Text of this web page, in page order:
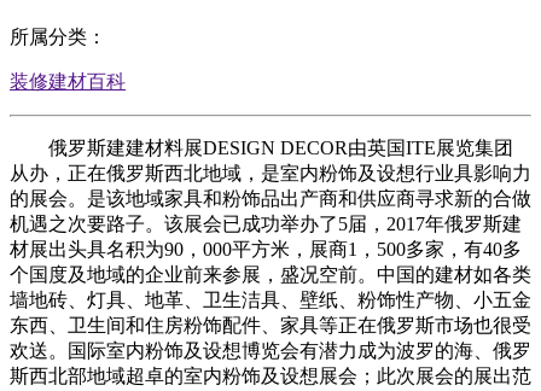
所属分类：
装修建材百科
俄罗斯建建材料展DESIGN DECOR由英国ITE展览集团
从办，正在俄罗斯西北地域，是室内粉饰及设想行业具影响力
的展会。是该地域家具和粉饰品出产商和供应商寻求新的合做
机遇之次要路子。该展会已成功举办了5届，2017年俄罗斯建
材展出头具名积为90，000平方米，展商1，500多家，有40多
个国度及地域的企业前来参展，盛况空前。中国的建材如各类
墙地砖、灯具、地革、卫生洁具、壁纸、粉饰性产物、小五金
东西、卫生间和住房粉饰配件、家具等正在俄罗斯市场也很受
欢送。国际室内粉饰及设想博览会有潜力成为波罗的海、俄罗
斯西北部地域超卓的室内粉饰及设想展会；此次展会的展出范